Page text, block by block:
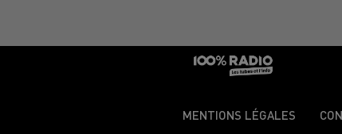
MENTIONS LÉGALES